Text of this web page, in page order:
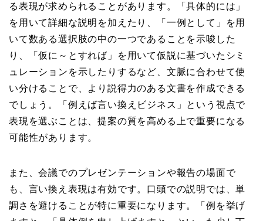
る表現が求められることがあります。「具体的には」
を用いて詳細な説明を加えたり、「一例として」を用
いて数ある選択肢の中の一つであることを示唆した
り、「仮に～とすれば」を用いて仮説に基づいたシミ
ュレーションを示したりするなど、文脈に合わせて使
い分けることで、より説得力のある文書を作成できる
でしょう。「例えば言い換えビジネス」という視点で
表現を選ぶことは、提案の質を高める上で重要になる
可能性があります。
また、会議でのプレゼンテーションや報告の場面で
も、言い換え表現は有効です。口頭での説明では、単
調さを避けることが特に重要になります。「例を挙げ